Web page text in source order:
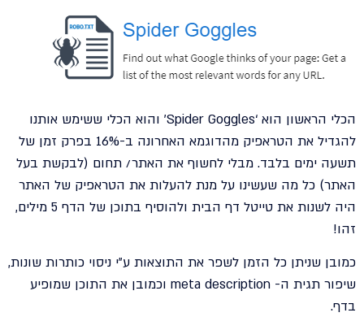
הכלי הראשון הוא ‘Spider Goggles’ והוא הכלי ששימש אותנו
להגדיל את הטראפיק מהדוגמא האחרונה ב-16% בפרק זמן של
תשעה ימים בלבד. מבלי לחשוף את האתר/ תחום (לבקשת בעל
האתר) כל מה שעשינו על מנת להעלות את הטראפיק של האתר
היה לשנות את טייטל דף הבית ולהוסיף בתוכן של הדף 5 מילים,
זהו!
כמובן שניתן כל הזמן לשפר את התוצאות ע"י ניסוי כותרות שונות,
שיפור תגית ה- meta description וכמובן את התוכן שמופיע
בדף.